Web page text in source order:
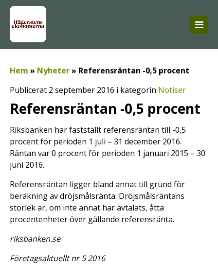
Hem » Nyheter» Referensräntan -0,5 procent
Publicerat 2 september 2016 i kategorin Notiser
Referensräntan -0,5 procent
Riksbanken har fastställt referensräntan till -0,5
procent för perioden 1 juli – 31 december 2016.
Räntan var 0 procent för perioden 1 januari 2015 – 30
juni 2016.
Referensräntan ligger bland annat till grund för
beräkning av dröjsmålsränta. Dröjsmålsräntans
storlek är, om inte annat har avtalats, åtta
procentenheter över gällande referensränta.
riksbanken.se
Företagsaktuellt nr 5 2016